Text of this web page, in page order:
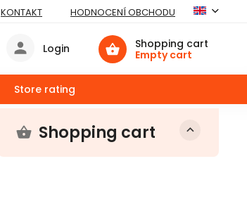
KONTAKT HODNOCENÍ OBCHODU
Shopping cart
Empty cart
Login
Store rating
Shopping cart